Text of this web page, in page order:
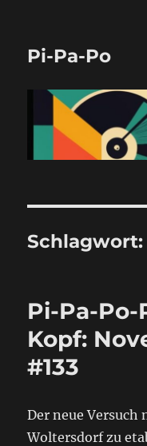
Pi-Pa-Po
Schlagwort:
Pi-Pa-Po-
Kopf:
#133
Der neue Versuch
Woltersdorf zu